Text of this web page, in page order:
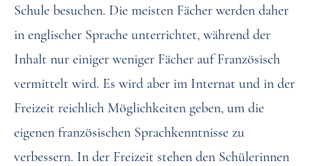
Schule besuchen. Die meisten Fächer werden daher
in englischer Sprache unterrichtet, während der
Inhalt nur einiger weniger Fächer auf Französisch
vermittelt wird. Es wird aber im Internat und in der
Freizeit reichlich Möglichkeiten geben, um die
eigenen französischen Sprachkenntnisse zu
verbessern. In der Freizeit stehen den Schülerinnen